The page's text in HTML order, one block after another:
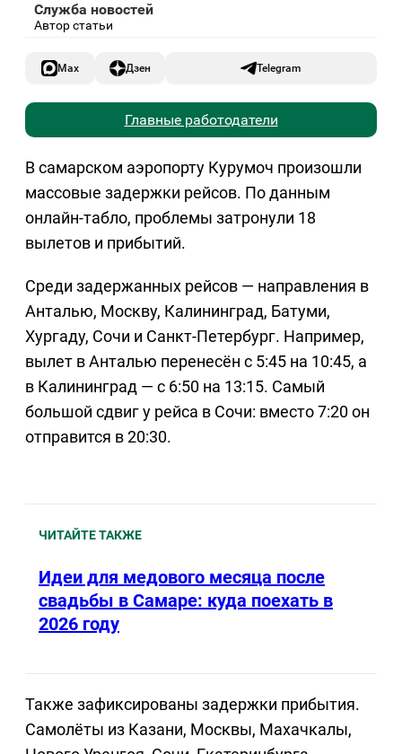
Служба новостей
Автор статьи
Max Дзен Telegram
Главные работодатели
В самарском аэропорту Курумоч произошли
массовые задержки рейсов. По данным
онлайн-табло, проблемы затронули 18
вылетов и прибытий.
Среди задержанных рейсов — направления в
Анталью, Москву, Калининград, Батуми,
Хургаду, Сочи и Санкт-Петербург. Например,
вылет в Анталью перенесён с 5:45 на 10:45, а
в Калининград — с 6:50 на 13:15. Самый
большой сдвиг у рейса в Сочи: вместо 7:20 он
отправится в 20:30.
ЧИТАЙТЕ ТАКЖЕ
Идеи для медового месяца после
свадьбы в Самаре: куда поехать в
2026 году
Также зафиксированы задержки прибытия.
Самолёты из Казани, Москвы, Махачкалы,